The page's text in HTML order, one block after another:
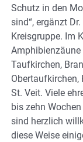
Schutz in den
sind“, ergänzt
Kreisgruppe. Im
Amphibienzäune
Taufkirchen,
St. Veit. Viele
bis zehn
sind herzlich
diese Weise